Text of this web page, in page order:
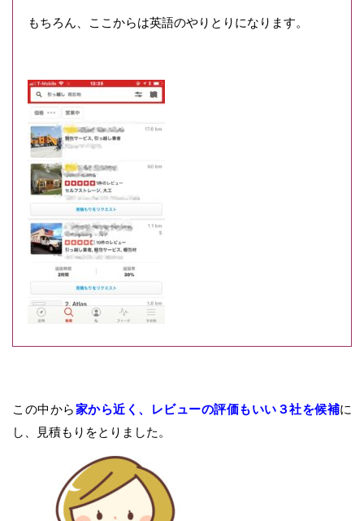
もちろん、ここからは英語のやりとりになります。
この中から家から近く、レビューの評価もいい３社を候補に
し、見積もりをとりました。